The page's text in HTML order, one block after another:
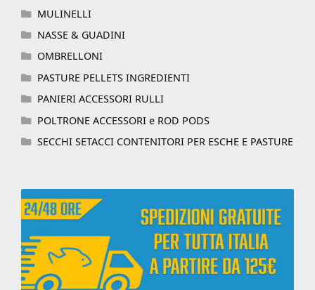
MULINELLI
NASSE & GUADINI
OMBRELLONI
PASTURE PELLETS INGREDIENTI
PANIERI ACCESSORI RULLI
POLTRONE ACCESSORI e ROD PODS
SECCHI SETACCI CONTENITORI PER ESCHE E PASTURE